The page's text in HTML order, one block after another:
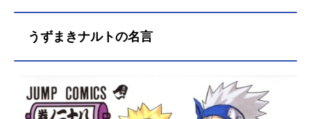
うずまきナルトの名言